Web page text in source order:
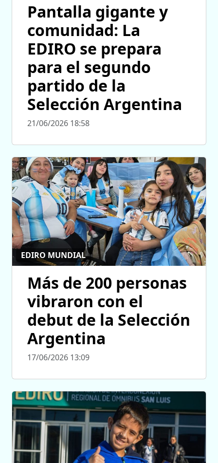
Pantalla gigante y
comunidad: La
EDIRO se prepara
para el segundo
partido de la
Selección Argentina
21/06/2026 18:58
EDIRO MUNDIAL
Más de 200 personas
vibraron con el
debut de la Selección
Argentina
17/06/2026 13:09